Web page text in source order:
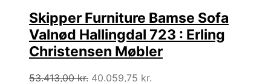
Skipper Furniture Bamse Sofa
Valnød Hallingdal 723 : Erling
Christensen Møbler
53.413,00kr. Den
40.059,75 kr.